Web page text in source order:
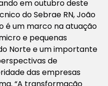
em outubro deste
do Sebrae RN, João
é um marco na atuação
e pequenas
Norte e um importante
de
das empresas
“A transformação